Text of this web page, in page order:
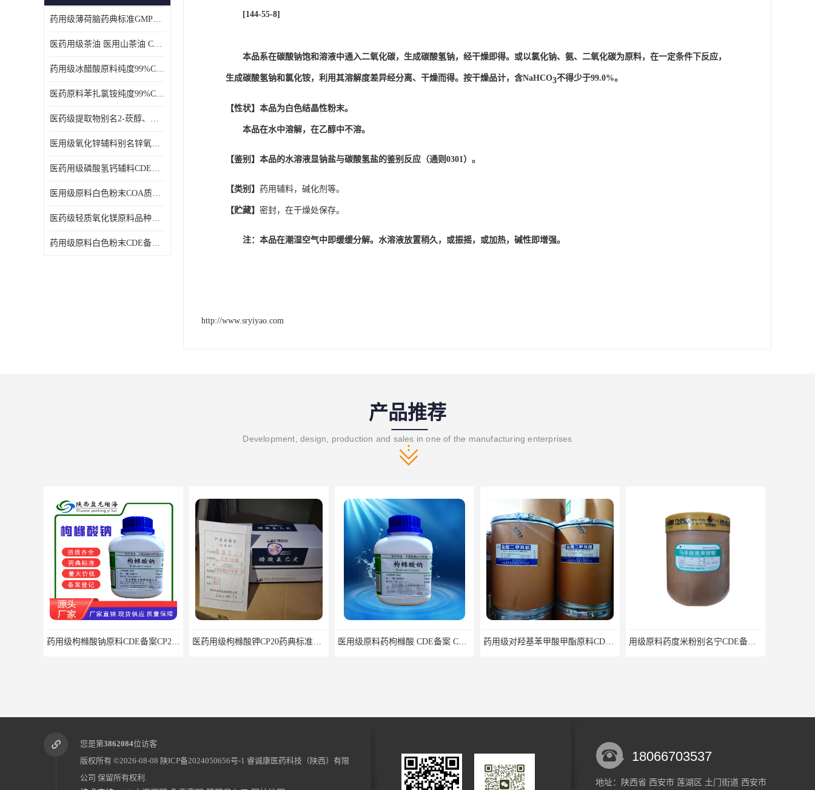
药用级薄荷脑药典标准GMP工厂
医药用级茶油 医用山茶油 COA质检 价格优 原料药
药用级冰醋酸原料纯度99%CDE备案COA质检
医药原料苯扎氯铵纯度99%CDE备案500g/瓶
医药级提取物别名2-莰醇、龙脑1kg/袋
医用级氧化锌辅料别名锌氧粉CDE备案cas1314-13-2
医药用级磷酸氢钙辅料CDE备案CAS7757-93-9
医用级原料白色粉末COA质检同行CAS113-92-8
医药级轻质氧化镁原料品种多 有 质量好GMP认证 CDE备案
药用级原料白色粉末CDE备案cas56-75-7
[144-55-8]
本品系在碳酸钠饱和溶液中通入二氧化碳，生成碳酸氢钠，经干燥即得。或以氯化钠、氨、二氧化碳为原料，在一定条件下反应，
生成碳酸氢钠和氯化铵，利用其溶解度差异经分离、干燥而得。按干燥品计，含NaHCO3不得少于99.0%。
【性状】 本品为白色结晶性粉末。
本品在水中溶解，在乙醇中不溶。
【鉴别】 本品的水溶液显钠盐与碳酸氢盐的鉴别反应（通则0301）。
【类别】 药用辅料，碱化剂等。
【贮藏】 密封，在干燥处保存。
注：本品在潮湿空气中即缓缓分解。水溶液放置稍久，或振摇，或加热，碱性即增强。
http://www.sryiyao.com
产品推荐
Development, design, production and sales in one of the manufacturing enterprises
您是第3862084位访客
版权所有 ©2026-08-08 陕ICP备2024050656号-1 睿诚康医药科技（陕西）有限
公司 保留所有权利.
18066703537
地址：陕西省 西安市 莲湖区 土门街道 西安市